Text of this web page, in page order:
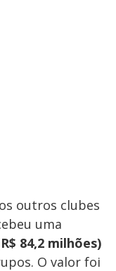
outros clubes
uma
84,2 milhões)
O valor foi